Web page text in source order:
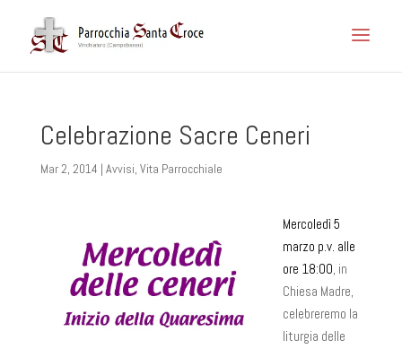
Celebrazione Sacre Ceneri
Mar 2, 2014 | Avvisi, Vita Parrocchiale
Mercoledì 5
marzo p.v. alle
ore 18:00, in
Chiesa Madre,
celebreremo la
liturgia delle